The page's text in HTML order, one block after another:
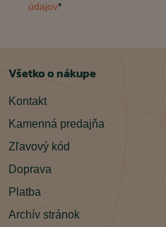
údajov*
Všetko o nákupe
Kontakt
Kamenná predajňa
Zľavový kód
Doprava
Platba
Archív stránok